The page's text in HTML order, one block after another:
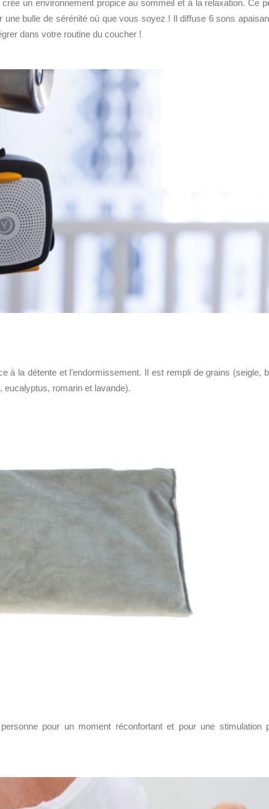
un environnement propice au sommeil et à la relaxation. Ce
bulle de sérénité où que vous soyez ! Il diffuse 6 sons
dans votre routine du coucher !
à la détente et l’endormissement. Il est rempli de grains (seigle,
eucalyptus, romarin et lavande).
pour un moment réconfortant et pour une stimulation